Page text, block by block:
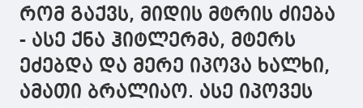
რომ გაქვს, მიდის მტრის ძიება
- ასე ქნა ჰიტლერმა, მტერს
ეძებდა და მერე იპოვა ხალხი,
ამათი ბრალიაო. ასე იპოვეს